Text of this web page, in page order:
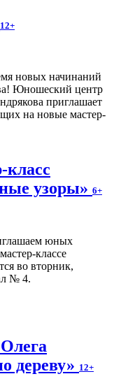
12+
новых начинаний
Юношеский центр
приглашает
на новые мастер-
класс
узоры» 6+
юных
классе
во вторник,
№ 4.
дереву» 12+